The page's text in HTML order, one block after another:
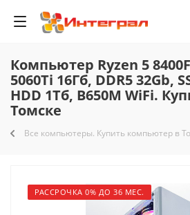
Компьютер Ryzen 5
5060Ti 16Гб, DDR5 32Gb,
HDD 1Тб, B650M WiFi.
Томске
Все компьютеры. Купить компьютер в
РАССРОЧКА 0% ДО 36 МЕС.